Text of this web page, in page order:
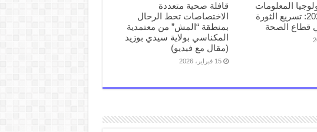
المعلومات
الصحية 2026: تسريع الثورة
قطاع الصحة
قافلة صحية متعددة
الاختصاصات تحط الرحال
بمنطقة “المش” من معتمدية
المكناسي بولاية سيدي بوزيد
(مقال مع فيديو)
15 فبراير، 2026